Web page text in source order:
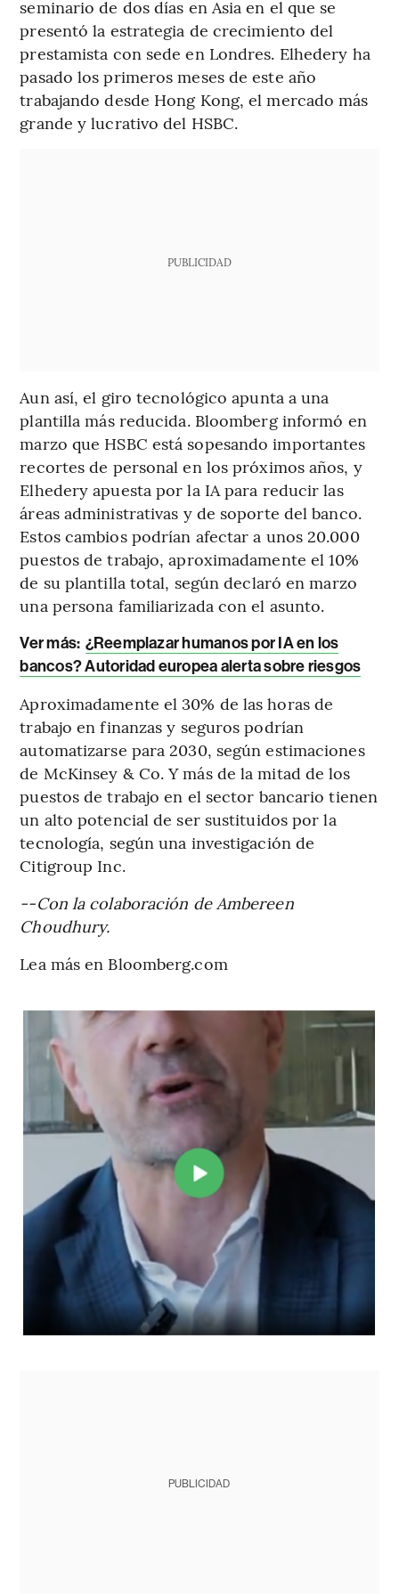
seminario de dos días en Asia en el que se
presentó la estrategia de crecimiento del
prestamista con sede en Londres. Elhedery ha
pasado los primeros meses de este año
trabajando desde Hong Kong, el mercado más
grande y lucrativo del HSBC.
PUBLICIDAD
Aun así, el giro tecnológico apunta a una
plantilla más reducida. Bloomberg informó en
marzo que HSBC está sopesando importantes
recortes de personal en los próximos años, y
Elhedery apuesta por la IA para reducir las
áreas administrativas y de soporte del banco.
Estos cambios podrían afectar a unos 20.000
puestos de trabajo, aproximadamente el 10%
de su plantilla total, según declaró en marzo
una persona familiarizada con el asunto.
Ver más: ¿Reemplazar humanos por IA en los
bancos? Autoridad europea alerta sobre riesgos
Aproximadamente el 30% de las horas de
trabajo en finanzas y seguros podrían
automatizarse para 2030, según estimaciones
de McKinsey & Co. Y más de la mitad de los
puestos de trabajo en el sector bancario tienen
un alto potencial de ser sustituidos por la
tecnología, según una investigación de
Citigroup Inc.
--Con la colaboración de Ambereen
Choudhury.
Lea más en Bloomberg.com
PUBLICIDAD